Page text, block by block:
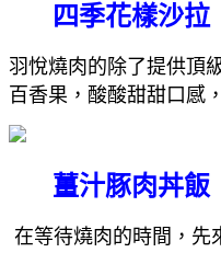
四季花樣沙拉
羽悅燒肉的除了提供頂
百香果，酸酸甜甜口感
薑汁豚肉丼飯
在等待燒肉的時間，先